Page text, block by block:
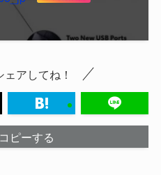
アしてね！
ピーする